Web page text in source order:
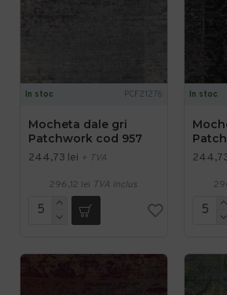
In stoc PCF21276
Mocheta dale gri
Patchwork cod 957
244,73 lei + TVA
296,12 lei TVA inclus
In stoc